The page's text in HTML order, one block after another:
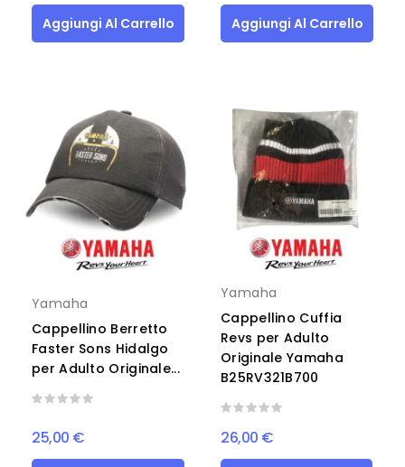
Aggiungi Al Carrello Aggiungi Al Carrello
Yamaha
Cappellino Berretto
Faster Sons Hidalgo
per Adulto Originale...
25,00 €
Yamaha
Cappellino Cuffia
Revs per Adulto
Originale Yamaha
B25RV321B700
26,00 €